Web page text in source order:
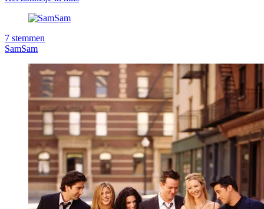
7 stemmen
SamSam